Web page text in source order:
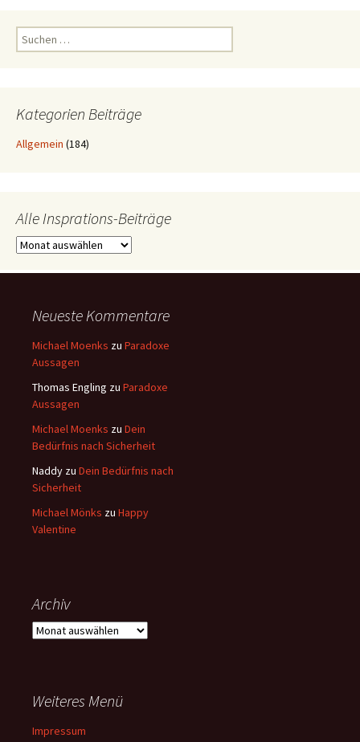
Suchen
nach:
Kategorien Beiträge
Allgemein (184)
Alle Insprations-Beiträge
Alle
Beiträge
Neueste Kommentare
Michael Moenks zu Paradoxe
Aussagen
Thomas Engling zu Paradoxe
Aussagen
Michael Moenks zu Dein
Bedürfnis nach Sicherheit
Naddy zu Dein Bedürfnis nach
Sicherheit
Michael Mönks zu Happy
Valentine
Archiv
Archiv
Weiteres Menü
Impressum